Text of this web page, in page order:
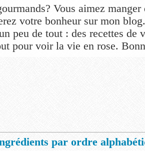
Vous aimez
votre bonheur sur mon
peu de tout : des recettes de
pour voir la vie en rose.
par ordre